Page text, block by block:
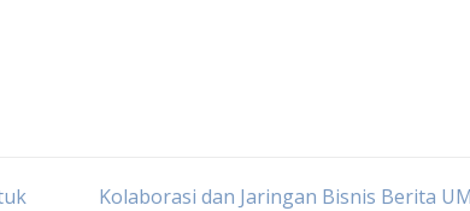
Kolaborasi dan Jaringan Bisnis Berita